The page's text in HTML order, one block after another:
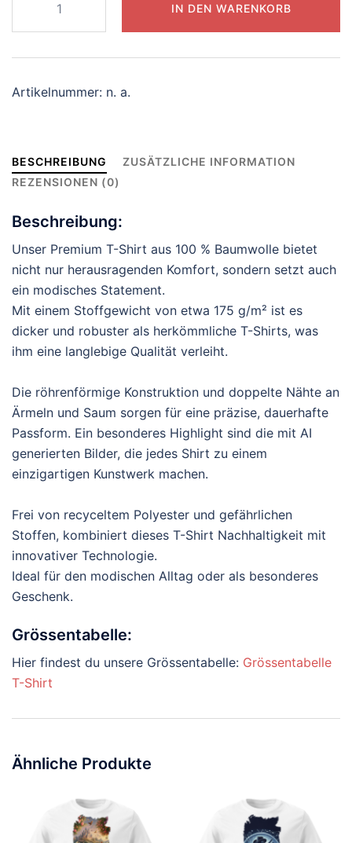
whimsical-
centaur
Menge
IN DEN WARENKORB
Artikelnummer: n. a.
BESCHREIBUNG
ZUSÄTZLICHE INFORMATION
REZENSIONEN (0)
Beschreibung:
Unser Premium T-Shirt aus 100 % Baumwolle bietet
nicht nur herausragenden Komfort, sondern setzt auch
ein modisches Statement.
Mit einem Stoffgewicht von etwa 175 g/m² ist es
dicker und robuster als herkömmliche T-Shirts, was
ihm eine langlebige Qualität verleiht.
Die röhrenförmige Konstruktion und doppelte Nähte an
Ärmeln und Saum sorgen für eine präzise, dauerhafte
Passform. Ein besonderes Highlight sind die mit AI
generierten Bilder, die jedes Shirt zu einem
einzigartigen Kunstwerk machen.
Frei von recyceltem Polyester und gefährlichen
Stoffen, kombiniert dieses T-Shirt Nachhaltigkeit mit
innovativer Technologie.
Ideal für den modischen Alltag oder als besonderes
Geschenk.
Grössentabelle:
Hier findest du unsere Grössentabelle: Grössentabelle
T-Shirt
Ähnliche Produkte